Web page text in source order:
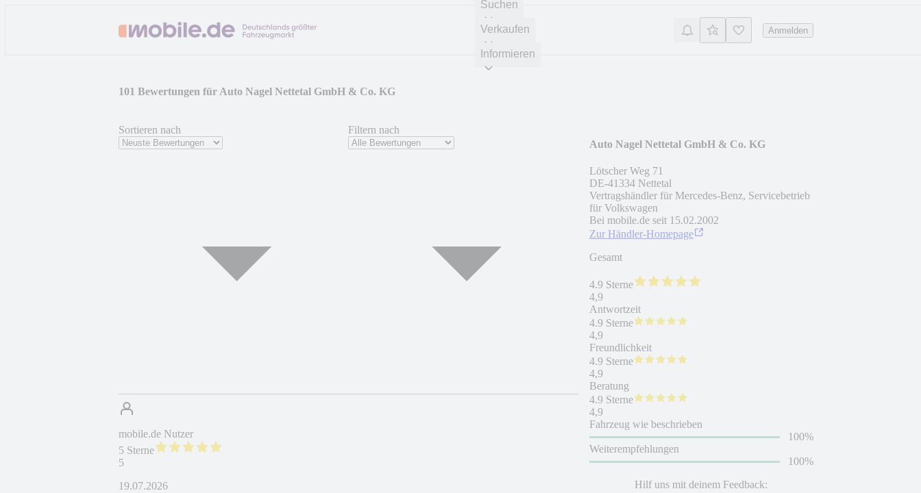
Suchen
Verkaufen
Informieren
Anmelden
101 Bewertungen für Auto Nagel Nettetal GmbH & Co. KG
Sortieren nach Filtern nach
mobile.de Nutzer
5 Sterne
5
19.07.2026
Auto Nagel Nettetal GmbH & Co. KG
Lötscher Weg 71
DE-41334 Nettetal
Vertragshändler für Mercedes-Benz, Servicebetrieb
für Volkswagen
Bei mobile.de seit 15.02.2002
Zur Händler-Homepage
Gesamt
4.9 Sterne
4,9
Antwortzeit
4.9 Sterne
4,9
Freundlichkeit
4.9 Sterne
4,9
Beratung
4.9 Sterne
4,9
Fahrzeug wie beschrieben
100%
Weiterempfehlungen
100%
Hilf uns mit deinem Feedback: